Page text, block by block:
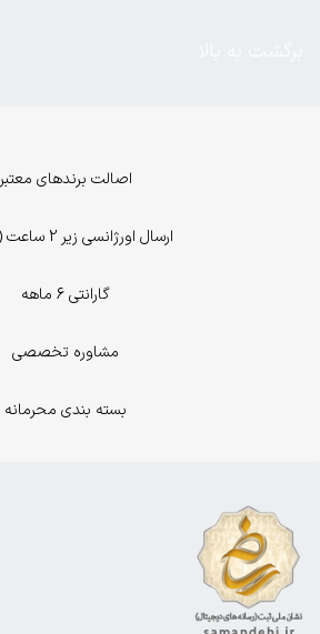
اصالت برندهای معتبر
ارسال اورژانسی زیر 2 ساعت (تهران)
گارانتی 6 ماهه
مشاوره تخصصی
بسته بندی محرمانه